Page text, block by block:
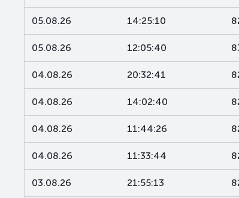
05.08.26 14:25:10
05.08.26 12:05:40
04.08.26 20:32:41
04.08.26 14:02:40
04.08.26 11:44:26
04.08.26 11:33:44
03.08.26 21:55:13